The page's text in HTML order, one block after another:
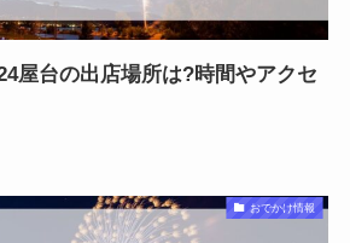
屋台の出店場所は?時間やアクセ
おでかけ情報